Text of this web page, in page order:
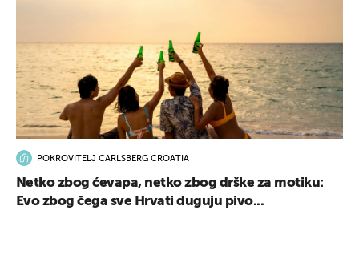
POKROVITELJ CARLSBERG CROATIA
Netko zbog ćevapa, netko zbog drške za motiku:
Evo zbog čega sve Hrvati duguju pivo...